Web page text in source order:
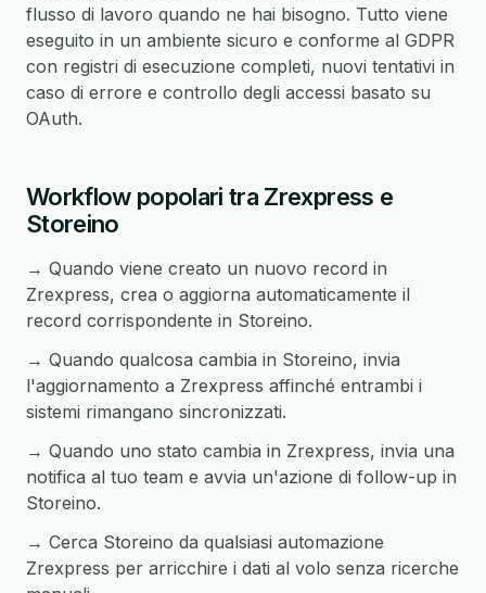
flusso di lavoro quando ne hai bisogno. Tutto viene
eseguito in un ambiente sicuro e conforme al GDPR
con registri di esecuzione completi, nuovi tentativi in
caso di errore e controllo degli accessi basato su
OAuth.
Workflow popolari tra Zrexpress e
Storeino
→ Quando viene creato un nuovo record in
Zrexpress, crea o aggiorna automaticamente il
record corrispondente in Storeino.
→ Quando qualcosa cambia in Storeino, invia
l'aggiornamento a Zrexpress affinché entrambi i
sistemi rimangano sincronizzati.
→ Quando uno stato cambia in Zrexpress, invia una
notifica al tuo team e avvia un'azione di follow-up in
Storeino.
→ Cerca Storeino da qualsiasi automazione
Zrexpress per arricchire i dati al volo senza ricerche